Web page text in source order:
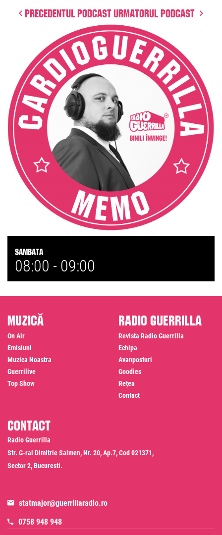
Precedentul podcast Urmatorul podcast
Sambata
08:00 - 09:00
Muzică
On Air
Emisiuni
Muzica Noastra
Guerrilive
Top Show
Radio Guerrilla
Revista Radio Guerrilla
Echipa
Avanposturi
Goodies
Rețea
Contact
Contact
Radio Guerrilla
Str. G-ral Dimitrie Salmen, Nr. 20, Ap.7, Cod 021371,
Sector 2, Bucuresti.
statmajor@guerrillaradio.ro
0758 948 948